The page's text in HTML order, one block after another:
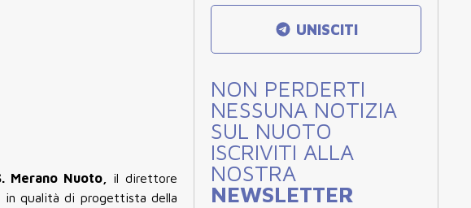
Merano Nuoto, il direttore
in qualità di progettista della
UNISCITI
NON PERDERTI
NESSUNA NOTIZIA
SUL NUOTO
ISCRIVITI ALLA
NOSTRA
NEWSLETTER